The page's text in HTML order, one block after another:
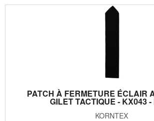
PATCH À FERMETURE ÉCLAIR
GILET TACTIQUE - KX043 -
KORNTEX